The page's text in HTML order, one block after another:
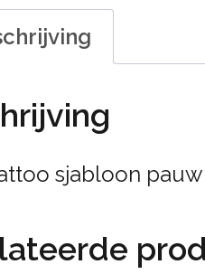
sjabloon pauw